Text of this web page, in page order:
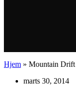
Hjem » Mountain Drift
marts 30, 2014